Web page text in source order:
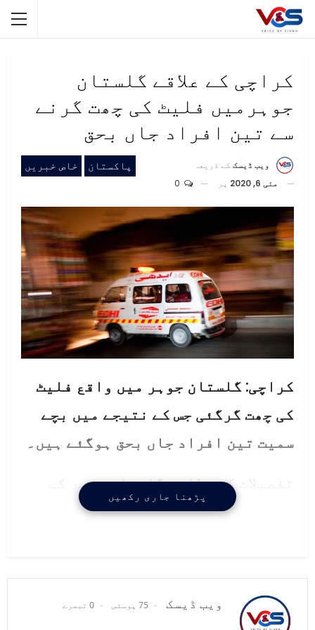
کراچی کے علاقے گلستان
جوہرمیں فلیٹ کی چھت گرنے
سے تین افراد جاں بحق
پاکستان خاص خبریں ویب ڈیسک کے ذریعہ
مئی 6, 2020
پر
کراچی: گلستان جوہر میں واقع فلیٹ
کی چھت گرگئی جس کے نتیجے میں بچے
سمیت تین افراد جاں بحق ہوگئے ہیں۔
تفصیلات کے مطابق گلستان جوہر کے
بلاک سات میں واقع فلیٹ کی چھت زمیں
چھت کے ملبے تلے گھر کے مکین دبے
ہوئے تھے جنہیں امدادی اداروں کے
پڑھنا جاری رکھیں
ویب ڈیسک 75 پوسٹس 0 تبصرے